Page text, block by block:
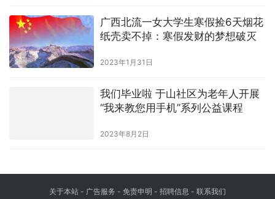
广西北流一女大学生寒假捡6天烟花
纸壳卖不掉：寒假发财的梦想破灭
2023年1月31日
我们毕业啦 于山社区为老年人开展
“我来教您用手机”系列公益课程
2023年8月2日
关于本站 - 广告服务 - 免责申明 - 招聘信息 - 联系我们